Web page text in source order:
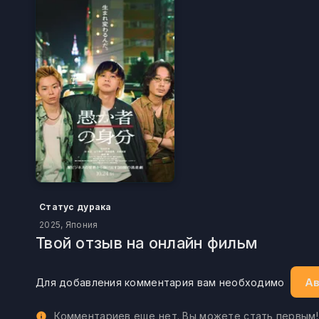
Статус дурака
2025, Япония
Твой отзыв на онлайн фильм
Для добавления комментария вам необходимо
Комментариев еще нет. Вы можете стать первым!